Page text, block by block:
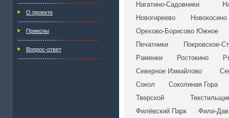
О проекте
Приколы
Вопрос-ответ
Нагатино-Садовники
Новогиреево
Новокосино
Орехово-Борисово Южное
Печатники
Покровское-
Раменки
Ростокино
Северное Измайлово
Сокол
Соколиная Гора
Тверской
Филёвский Парк
Фили-